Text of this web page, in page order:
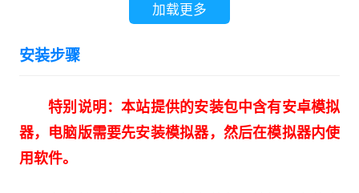
【金币商城】金币商城火热上线，做任务，赢
不停。
【语音搜铃】一体化智能语音搜铃，说歌名、
加载更多
安装步骤
特别说明：本站提供的安装包中含有安卓模拟
器，电脑版需要先安装模拟器，然后在模拟器内使
用软件。